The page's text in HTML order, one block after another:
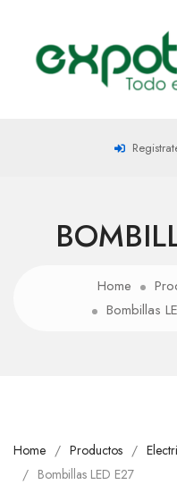
Home
Bombillas
Home Productos
Bombillas LED E27